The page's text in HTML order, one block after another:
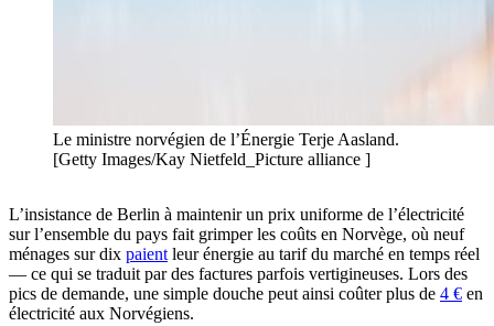
Le ministre norvégien de l’Énergie Terje Aasland.
[Getty Images/Kay Nietfeld_Picture alliance ]
L’insistance de Berlin à maintenir un prix uniforme de l’électricité
sur l’ensemble du pays fait grimper les coûts en Norvège, où neuf
ménages sur dix paient leur énergie au tarif du marché en temps réel
— ce qui se traduit par des factures parfois vertigineuses. Lors des
pics de demande, une simple douche peut ainsi coûter plus de 4 € en
électricité aux Norvégiens.